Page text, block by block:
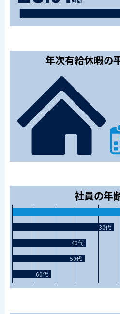
年次有給休暇の
社員の年
30代
40代
50代
60代